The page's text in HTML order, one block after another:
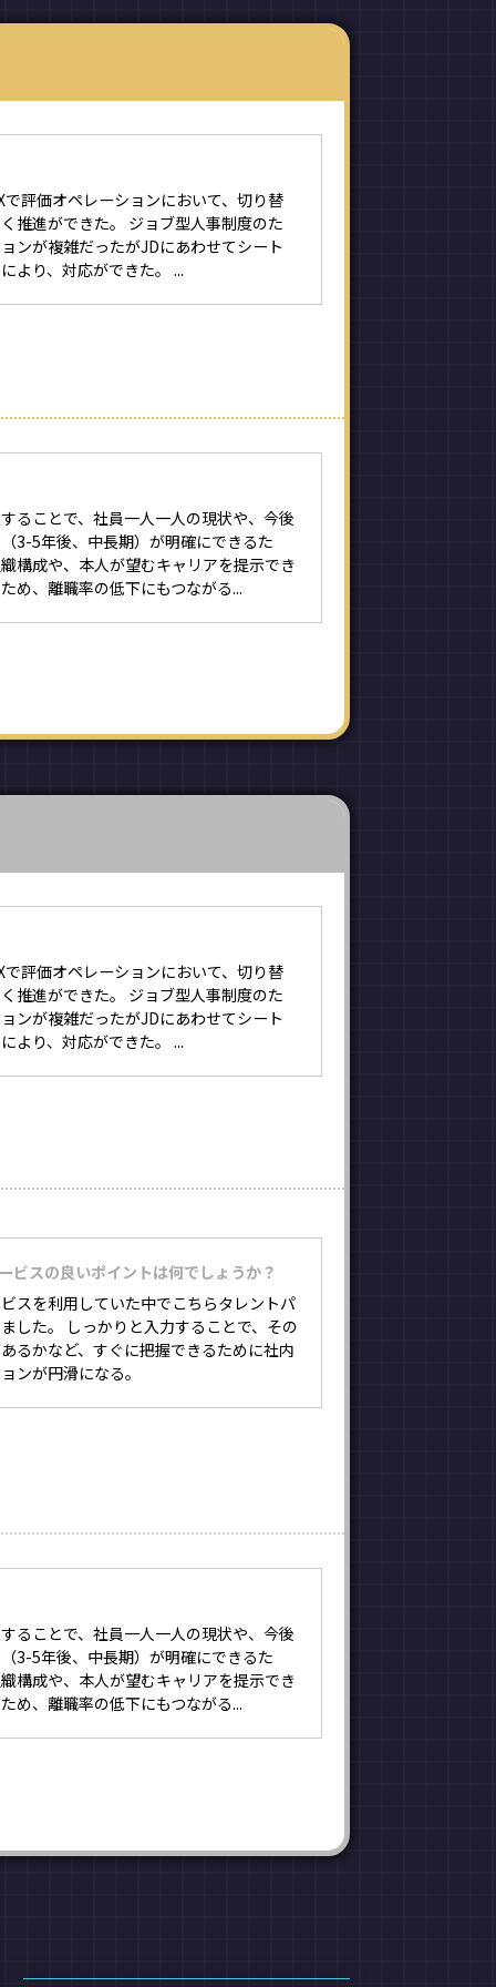
で評価オペレーションにおいて、切り替
推進ができた。 ジョブ型人事制度のた
ンが複雑だったがJDにあわせてシート
より、対応ができた。 ...
ることで、社員一人一人の現状や、今後
3-5年後、中長期）が明確にできるた
構成や、本人が望むキャリアを提示でき
め、離職率の低下にもつながる...
で評価オペレーションにおいて、切り替
推進ができた。 ジョブ型人事制度のた
ンが複雑だったがJDにあわせてシート
より、対応ができた。 ...
ビスの良いポイントは何でしょうか？
スを利用していた中でこちらタレントパ
した。 しっかりと入力することで、その
るかなど、すぐに把握できるために社内
ンが円滑になる。
ることで、社員一人一人の現状や、今後
3-5年後、中長期）が明確にできるた
構成や、本人が望むキャリアを提示でき
め、離職率の低下にもつながる...